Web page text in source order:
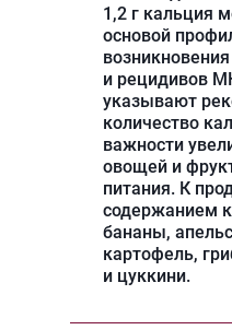
1,2 г кальция
основой
и рецидивов
указывают
количество
важности
овощей и
питания. К
содержанием
бананы,
картофель,
и цуккини.